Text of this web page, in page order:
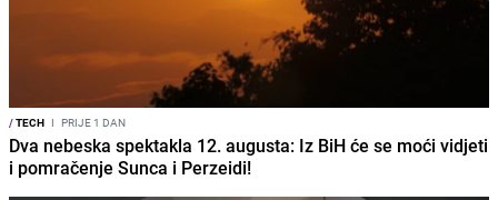
/TECH I PRIJE 1 DAN
Dva nebeska spektakla 12. augusta: Iz BiH će se moći vidjeti
i pomračenje Sunca i Perzeidi!